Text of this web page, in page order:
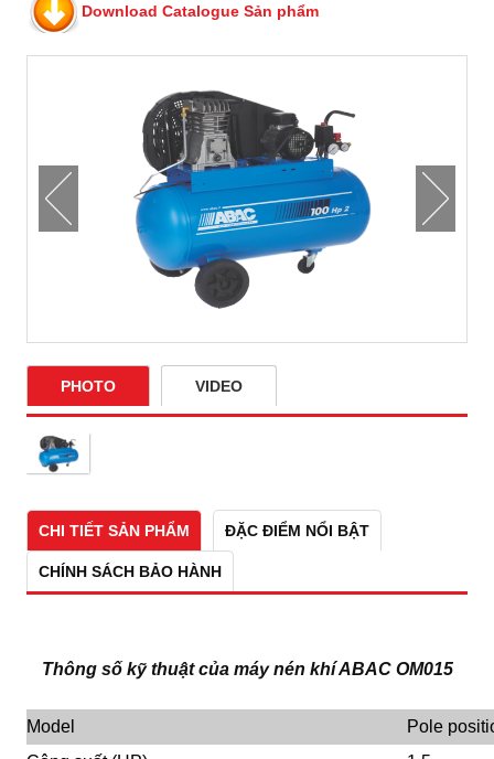
Download Catalogue Sản phẩm
PHOTO VIDEO
CHI TIẾT SẢN PHẨM ĐẶC ĐIỂM NỔI BẬT
CHÍNH SÁCH BẢO HÀNH
Thông số kỹ thuật của máy nén khí ABAC OM015
Model
Pole